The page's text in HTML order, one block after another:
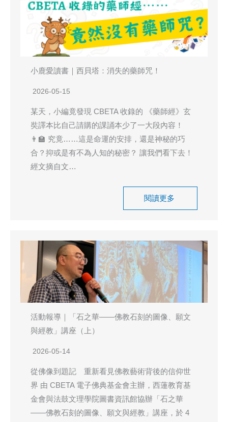
小鹿愛讀書｜西貝塔：消失的藥師咒！
2026-05-15
某天，小編竟發現 CBETA 收錄的 《藥師經》玄
奘譯本比自己請購的課誦本少了一大段內容！
👨‍🏫 究竟……這是命運的安排，還是神秘的巧
合？抑或是有不為人知的秘密？ 讓我們看下去！
經文摘自文…
閱讀更多
活動報導｜「石之華——佛教石刻的圖像、願文
與經教」講座（上）
2026-05-14
從佛像到題記 重新看見佛教藝術背後的信仰世
界 由 CBETA 電子佛典基金會主辦，西蓮教育基
金會與法鼓文理學院圖書資訊館協辦「石之華
——佛教石刻的圖像、願文與經教」講座，於 4